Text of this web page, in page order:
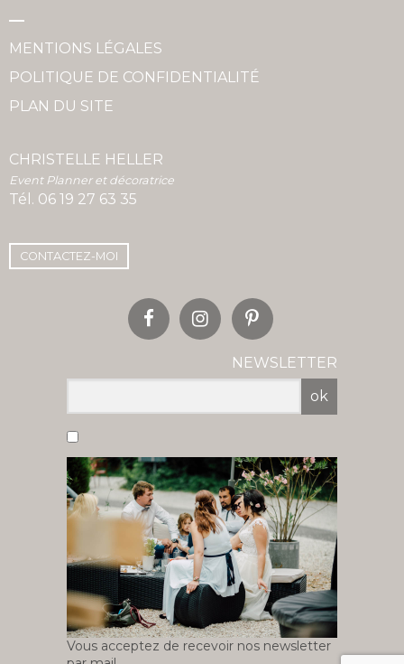
MENTIONS LÉGALES
POLITIQUE DE CONFIDENTIALITÉ
PLAN DU SITE
CHRISTELLE HELLER
Event Planner et décoratrice
Tél. 06 19 27 63 35
CONTACTEZ-MOI
NEWSLETTER
Vous acceptez de recevoir nos newsletter
ok